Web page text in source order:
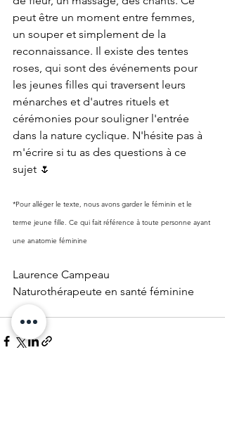
peut être un moment entre femmes,
un souper et simplement de la
reconnaissance. Il existe des tentes
roses, qui sont des événements pour
les jeunes filles qui traversent leurs
ménarches et d'autres rituels et
cérémonies pour souligner l'entrée
dans la nature cyclique. N'hésite pas à
m'écrire si tu as des questions à ce
sujet 🌷
*Pour alléger le texte, nous avons garder le féminin et le
terme jeune fille. Ce qui fait référence à toute personne ayant
une anatomie féminine
Laurence Campeau
Naturothérapeute en santé féminine